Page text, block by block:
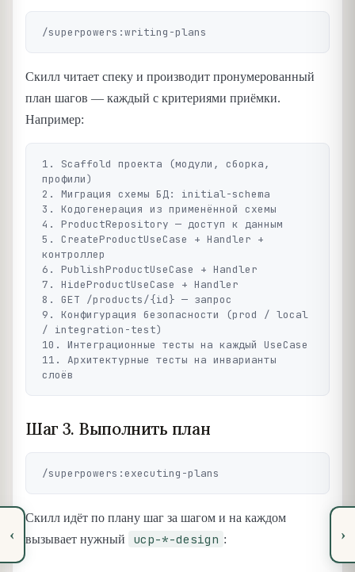
‹
Скилл читает спеку и производит пронумерованный
план шагов — каждый с критериями приёмки.
Например:
1. Scaffold проекта (модули, сборка,
профили)
2. Миграция схемы БД: initial-schema
3. Кодогенерация из применённой схемы
4. ProductRepository — доступ к данным
5. CreateProductUseCase + Handler +
контроллер
6. PublishProductUseCase + Handler
7. HideProductUseCase + Handler
8. GET /products/{id} — запрос
9. Конфигурация безопасности (prod / local
/ integration-test)
10. Интеграционные тесты на каждый UseCase
11. Архитектурные тесты на инварианты
Шаг 3. Выполнить план
Скилл идёт по плану шаг за шагом и на каждом
вызывает нужный
ucp-*-design : ›